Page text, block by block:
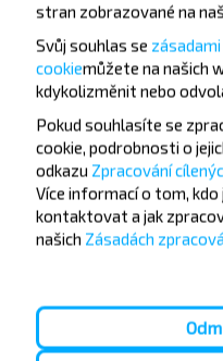
Chcete cestovat
levněji?
od společnosti
novinek a cestujte s
stran zobrazované na
Svůj souhlas se
cookiemůžete na našich
kdykolizměnit nebo
Pokud souhlasíte se
cookie, podrobnosti o
odkazu Zpracování
Více informací o tom, kdo
kontaktovat a jak
našich Zásadách